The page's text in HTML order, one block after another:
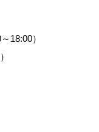
～18:00）